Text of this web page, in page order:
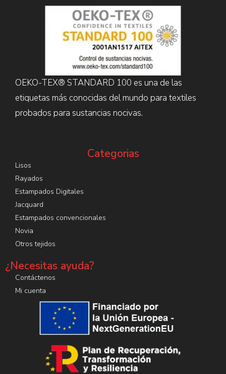
OEKO-TEX® STANDARD 100 es una de las
etiquetas más conocidas del mundo para textiles
probados para sustancias nocivas.
Categorias
Lisos
Rayados
Estampados Digitales
Jacquard
Estampados convencionales
Novia
Otros tejidos
¿Necesitas ayuda?
Contáctenos
Mi cuenta